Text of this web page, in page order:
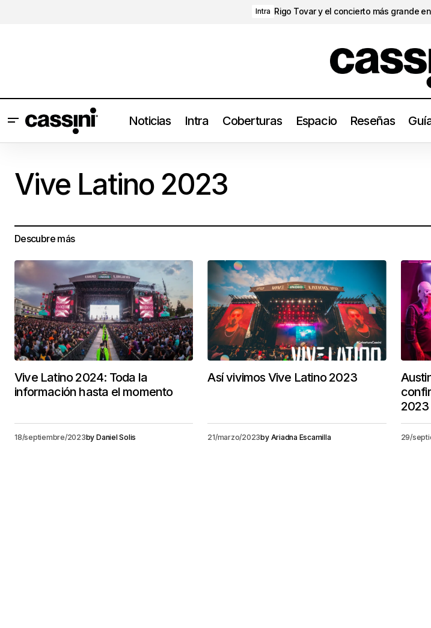
Intra Rigo Tovar y el concierto más grande
Noticias Intra Coberturas Espacio Reseñas
Vive Latino 2023
Descubre más
Vive Latino 2024: Toda la
información hasta el momento
18/septiembre/2023by Daniel Solis
Así vivimos Vive Latino 2023
21/marzo/2023by Ariadna Escamilla
2023
29/